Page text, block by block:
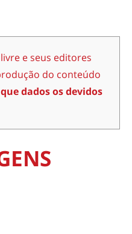
e seus editores
do conteúdo
dados os devidos